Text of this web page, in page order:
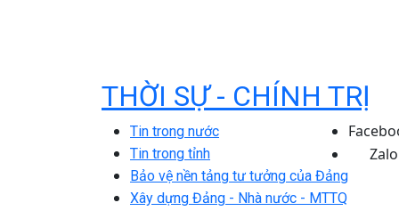
THỜI SỰ - CHÍNH TRỊ
Tin trong nước
Tin trong tỉnh
Bảo vệ nền tảng tư tưởng của Đảng
Xây dựng Đảng - Nhà nước - MTTQ
Zalo